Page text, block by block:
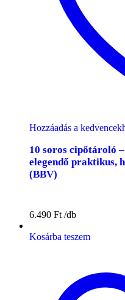
Hozzáadás a
10 soros cipőtároló
elegendő praktikus,
(BBV)
6.490 Ft
Kosárba teszem